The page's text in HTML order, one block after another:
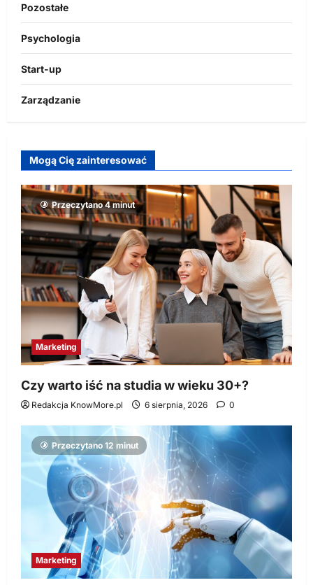
Pozostałe
Psychologia
Start-up
Zarządzanie
Mogą Cię zainteresować
Przeczytano 4 minut
Marketing
Czy warto iść na studia w wieku 30+?
Redakcja KnowMore.pl 6 sierpnia, 2026 0
Przeczytano 12 minut
Marketing